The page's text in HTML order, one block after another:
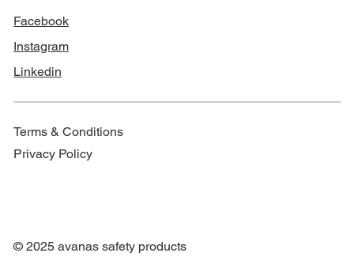
Facebook
Instagram
Linkedin
Terms & Conditions
Privacy Policy
© 2025 avanas safety products